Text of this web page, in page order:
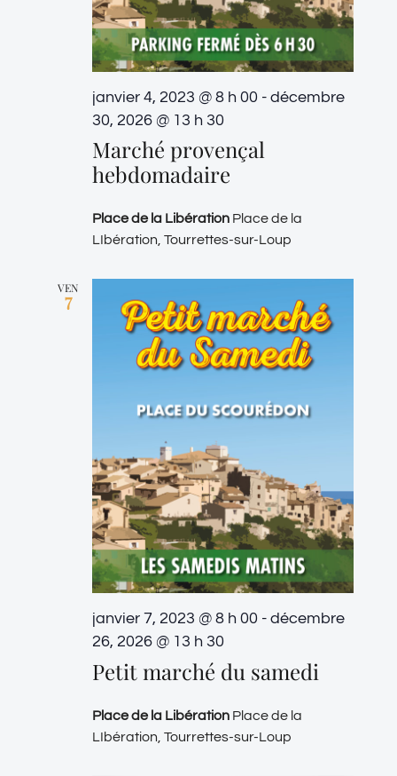
janvier 4, 2023 @ 8 h 00 - décembre
30, 2026 @ 13 h 30
Marché provençal
hebdomadaire
Place de la Libération Place de la
LIbération, Tourrettes-sur-Loup
VEN
7
janvier 7, 2023 @ 8 h 00 - décembre
26, 2026 @ 13 h 30
Petit marché du samedi
Place de la Libération Place de la
LIbération, Tourrettes-sur-Loup